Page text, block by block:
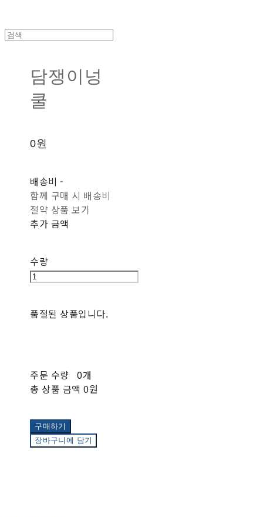
담쟁이넝
쿨
0원
배송비-
함께 구매 시 배송비
절약 상품 보기
추가 금액
수량
품절된 상품입니다.
주문 수량 0개
총 상품 금액 0원
구매하기
장바구니에 담기